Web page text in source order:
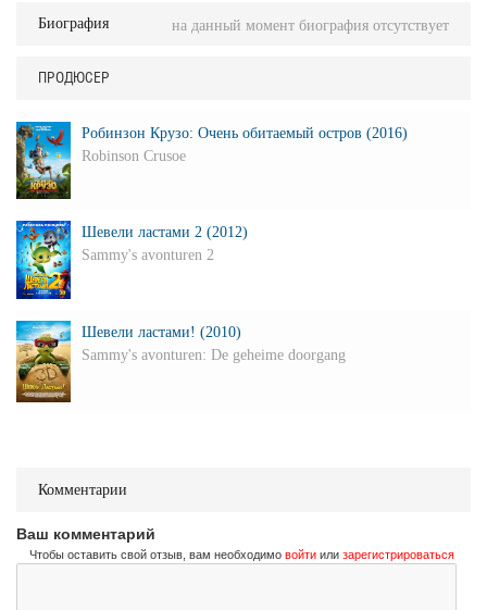
Биография на данный момент биография отсутствует
ПРОДЮСЕР
Робинзон Крузо: Очень обитаемый остров (2016)
Robinson Crusoe
Шевели ластами 2 (2012)
Sammy's avonturen 2
Шевели ластами! (2010)
Sammy's avonturen: De geheime doorgang
Комментарии
Ваш комментарий
Чтобы оставить свой отзыв, вам необходимо войти или зарегистрироваться